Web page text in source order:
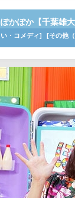
ぽかぽか【千葉雄
い・コメディ]
[その他